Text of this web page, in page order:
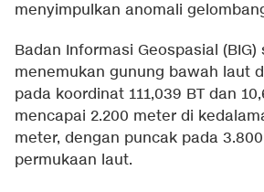
menyimpulkan anomali
Badan Informasi Geospasial (BIG)
menemukan gunung bawah laut
pada koordinat 111,039 BT dan
mencapai 2.200 meter di
meter, dengan puncak pada
permukaan laut.